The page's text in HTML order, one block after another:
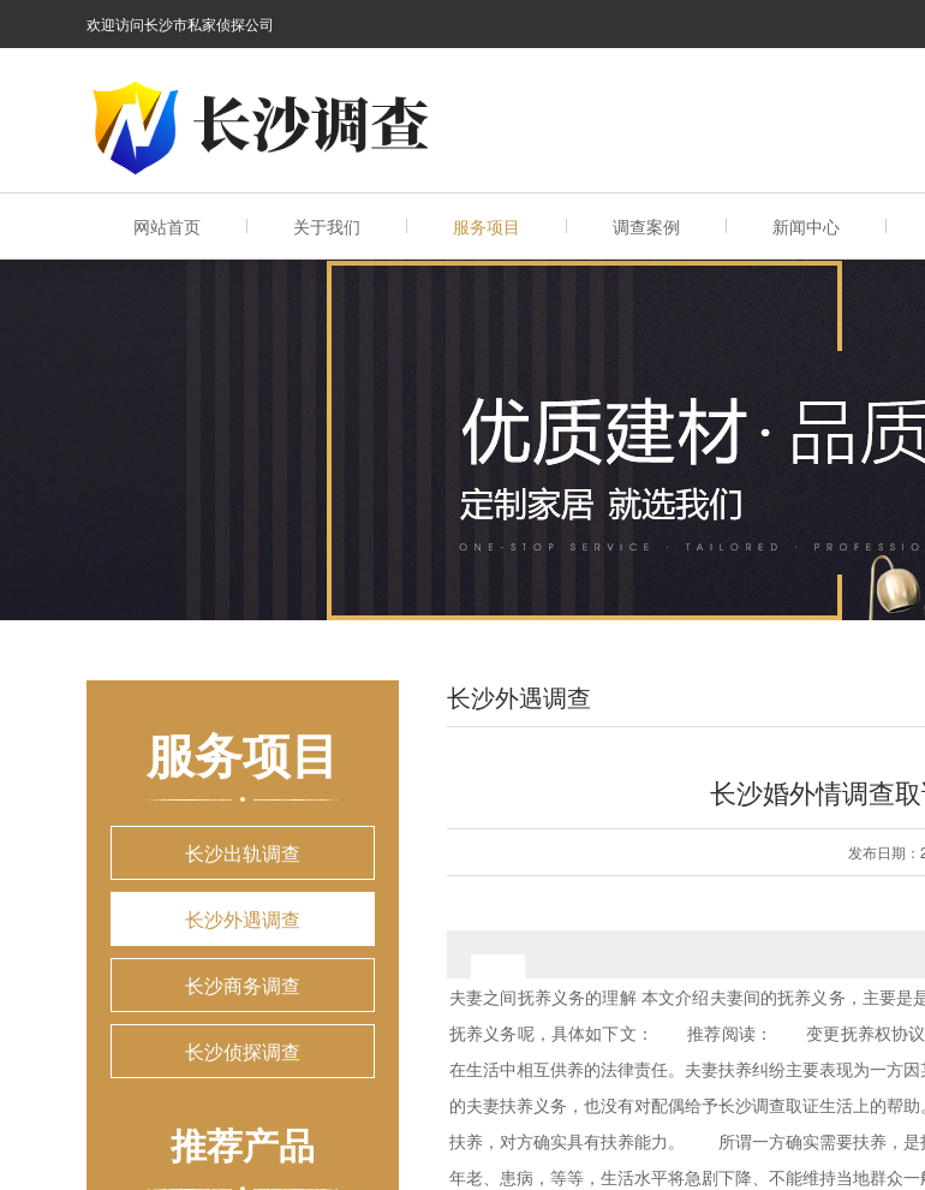
欢迎访问长沙市私家侦探公司
网站首页 关于我们 服务项目 调查案例 新闻中心
服务项目
长沙出轨调查
长沙外遇调查
长沙商务调查
长沙侦探调查
推荐产品
长沙外遇调查
长沙婚外情调查
发布日期
夫妻之间抚养义务的理解 本文介绍夫妻间的抚养义务，主要
抚养义务呢，具体如下文： 推荐阅读： 变更抚养权协
在生活中相互供养的法律责任。夫妻扶养纠纷主要表现为一方
的夫妻扶养义务，也没有对配偶给予长沙调查取证生活上的帮
扶养，对方确实具有扶养能力。 所谓一方确实需要扶养，是
年老、患病，等等，生活水平将急剧下降、不能维持当地群众